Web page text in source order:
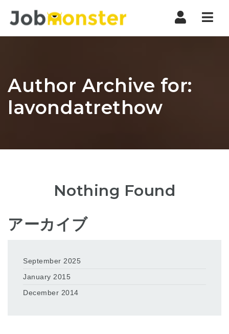
Author Archive for:
lavondatrethow
Nothing Found
アーカイブ
September 2025
January 2015
December 2014